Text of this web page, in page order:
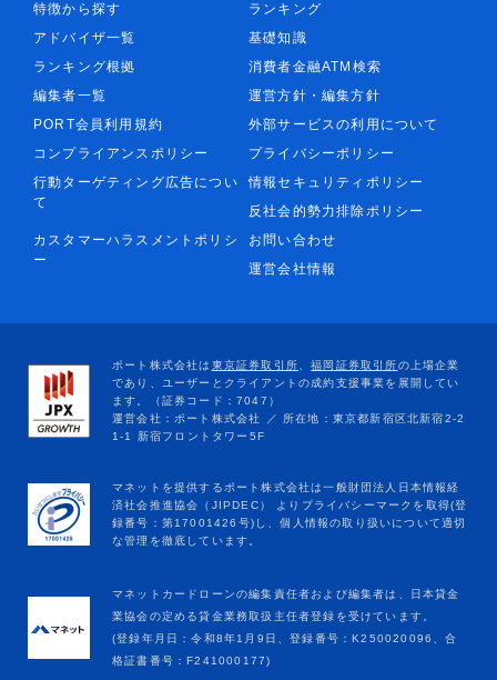
特徴から探す
ランキング
アドバイザ一覧
基礎知識
ランキング根拠
消費者金融ATM検索
編集者一覧
運営方針・編集方針
PORT会員利用規約
外部サービスの利用について
コンプライアンスポリシー
プライバシーポリシー
行動ターゲティング広告につい
て
情報セキュリティポリシー
反社会的勢力排除ポリシー
カスタマーハラスメントポリシ
ー
お問い合わせ
運営会社情報
マネットカードローンの編集責任者および編集者は、日本貸金
業協会の定める貸金業務取扱主任者登録を受けています。
(登録年月日：令和8年1月9日、登録番号：K250020096、合
格証書番号：F241000177)